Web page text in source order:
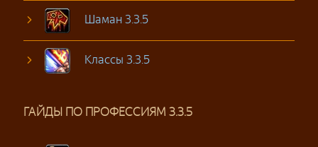
Шаман 3.3.5
Классы 3.3.5
ГАЙДЫ ПО ПРОФЕССИЯМ 3.3.5